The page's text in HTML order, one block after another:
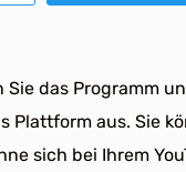
Sie das Programm
Plattform aus. Sie
sich bei Ihrem